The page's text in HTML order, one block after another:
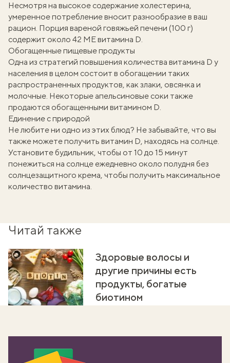
Несмотря на высокое содержание холестерина,
умеренное потребление вносит разнообразие в ваш
рацион. Порция вареной говяжьей печени (100 г)
содержит около 42 МЕ витамина D.
Обогащенные пищевые продукты
Одна из стратегий повышения количества витамина D у
населения в целом состоит в обогащении таких
распространенных продуктов, как злаки, овсянка и
молочные. Некоторые апельсиновые соки также
продаются обогащенными витамином D.
Единение с природой
Не любите ни одно из этих блюд? Не забывайте, что вы
также можете получить витамин D, находясь на солнце.
Установите будильник, чтобы от 10 до 15 минут
понежиться на солнце ежедневно около полудня без
солнцезащитного крема, чтобы получить максимальное
количество витамина.
Читай также
Здоровые волосы и
другие причины есть
продукты, богатые
биотином